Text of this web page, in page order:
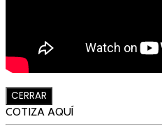
CERRAR
COTIZA AQUÍ